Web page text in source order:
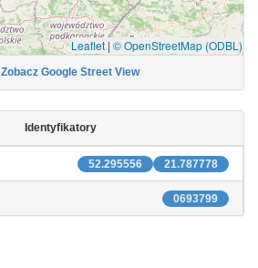
Leaflet | © OpenStreetMap (ODBL)
Zobacz Google Street View
Identyfikatory
21.787778
52.295556
0693799